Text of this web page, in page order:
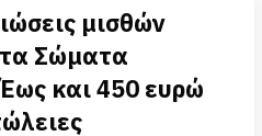
μισθών
τα Σώματα
και 450 ευρώ